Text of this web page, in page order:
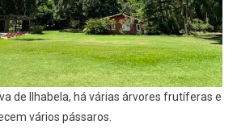
de Ilhabela, há várias árvores frutíferas e
vários pássaros.